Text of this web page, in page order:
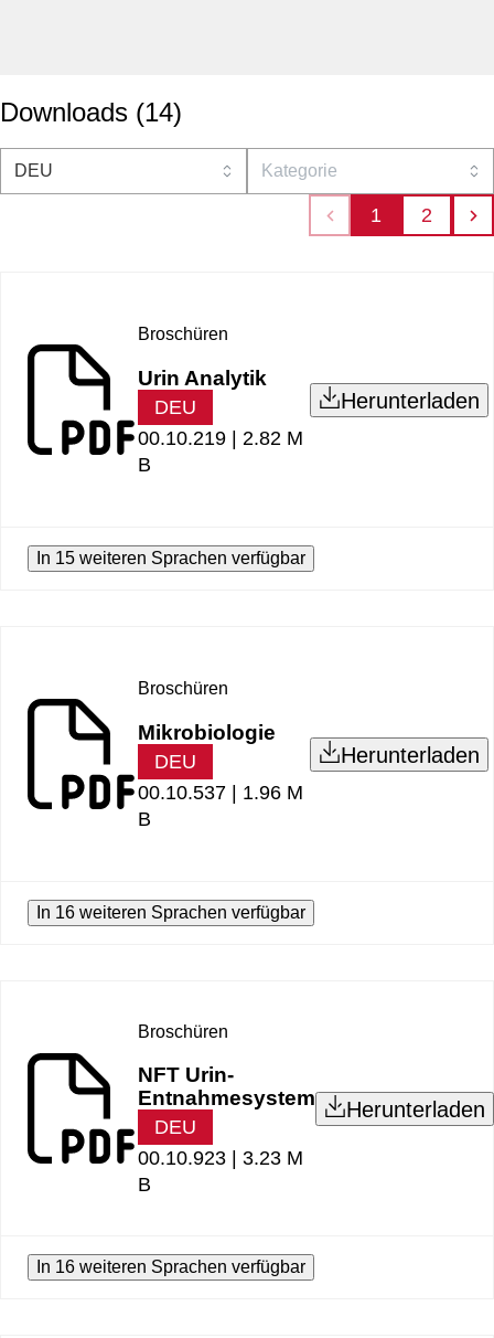
Downloads (14)
1 2
Broschüren
Urin Analytik
DEU
00.10.219 | 2.82 M
B
Herunterladen
In 15 weiteren Sprachen verfügbar
Broschüren
Mikrobiologie
DEU
00.10.537 | 1.96 M
B
Herunterladen
In 16 weiteren Sprachen verfügbar
Broschüren
NFT Urin-
Entnahmesystem
DEU
00.10.923 | 3.23 M
B
Herunterladen
In 16 weiteren Sprachen verfügbar